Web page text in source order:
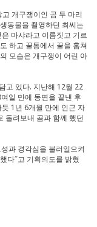
개구쟁이인 곰 두 마리
동물을 촬영하던 최씨는
마샤라고 이름짓고 기르
하고 꿀통에서 꿀을 훔쳐
모습은 개구쟁이 어린 아
고 있다. 지난해 12월 22
일 만에 동면을 끝낸 후
1년 6개월 만에 인근 자
돌려보내 곰과 함께 했던
과 경각심을 불러일으켜
다˝고 기획의도를 밝혔